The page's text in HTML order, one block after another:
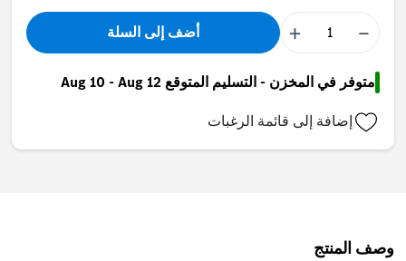
−
+ أضف إلى السلة
متوفر في المخزن - التسليم المتوقع Aug 10 - Aug 12
إضافة إلى قائمة الرغبات
وصف المنتج